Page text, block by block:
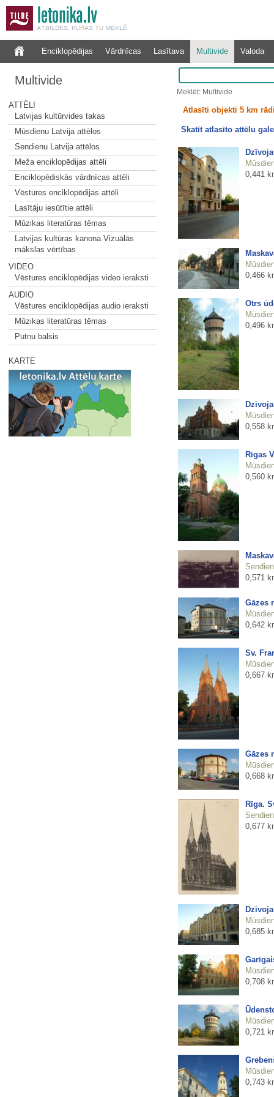
Enciklopēdijas Vārdnīcas Lasītava Multivide Valoda
Multivide
ATTĒLI
Latvijas kultūrvides takas
Mūsdienu Latvija attēlos
Sendienu Latvija attēlos
Meža enciklopēdijas attēli
Enciklopēdiskās vārdnīcas attēli
Vēstures enciklopēdijas attēli
Lasītāju iesūtītie attēli
Mūzikas literatūras tēmas
Latvijas kultūras kanona Vizuālās
mākslas vērtības
VIDEO
Vēstures enciklopēdijas video ieraksti
AUDIO
Vēstures enciklopēdijas audio ieraksti
Mūzikas literatūras tēmas
Putnu balsis
KARTE
Meklēt: Multivide
Atlasīti objekti 5 km
Skatīt atlasīto attēlu
0,441
0,466
Otrs
0,496
0,558
Rīgas
0,560
0,571
Gāzes
0,642
Sv.
0,667
Gāzes
0,668
Rīga.
0,677
0,685
0,708
0,721
0,743